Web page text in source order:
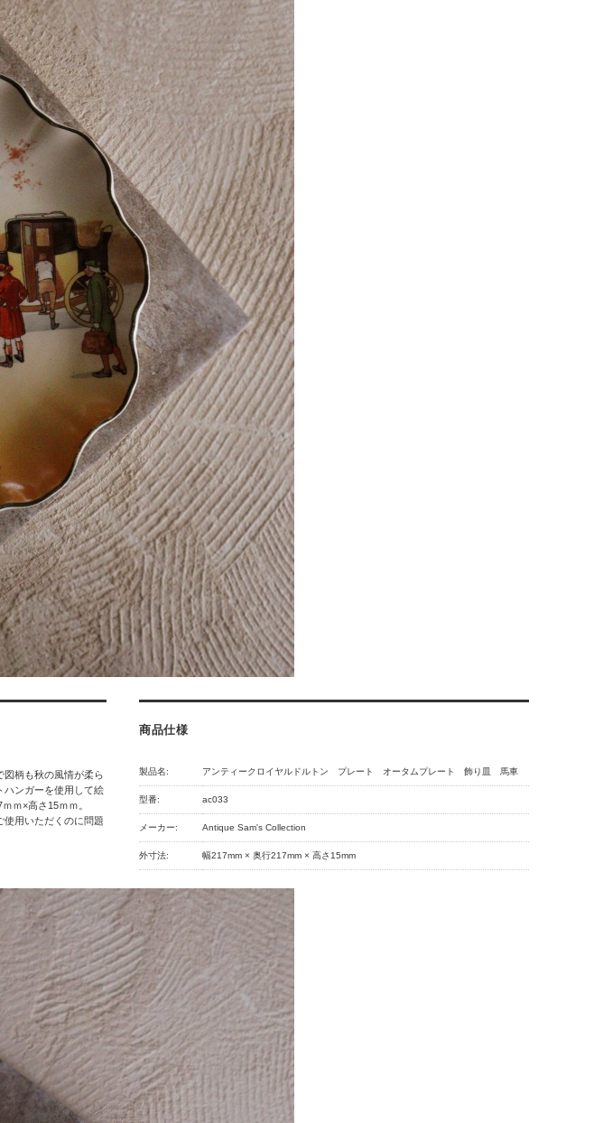
図柄も秋の風情が柔ら
ハンガーを使用して絵
ｍｍ×高さ15ｍｍ。
使用いただくのに問題
商品仕様
製品名: アンティークロイヤルドルトン プレート オータムプレート 飾り皿 馬車
型番: ac033
メーカー: Antique Sam's Collection
外寸法: 幅217mm × 奥行217mm × 高さ15mm